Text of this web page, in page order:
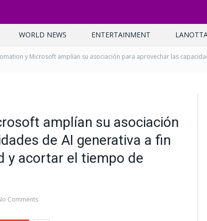
WORLD NEWS ENTERTAINMENT
y Microsoft amplían su asociación para aprovechar las
amplían su asociación
de AI generativa a fin
y acortar el tiempo de
Comments